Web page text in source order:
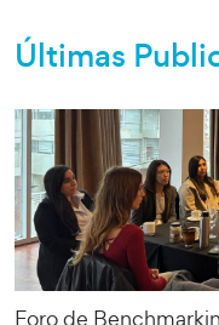
Últimas
Foro de